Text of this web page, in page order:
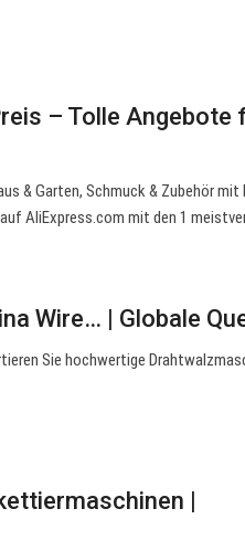
– Tolle Angebote
& Garten, Schmuck & Zubehör
AliExpress.com mit den 1
Wire… | Globale
Sie hochwertige
|